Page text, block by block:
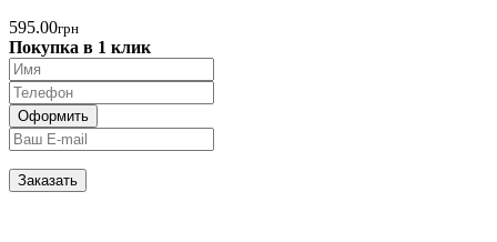
595.00грн
Покупка в 1 клик